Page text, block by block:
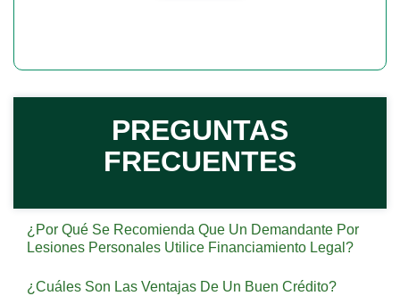
PREGUNTAS
FRECUENTES
¿Por Qué Se Recomienda Que Un Demandante Por
Lesiones Personales Utilice Financiamiento Legal?
¿Cuáles Son Las Ventajas De Un Buen Crédito?